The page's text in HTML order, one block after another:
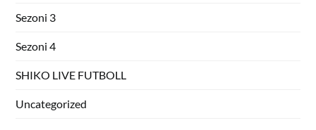
Sezoni 3
Sezoni 4
SHIKO LIVE FUTBOLL
Uncategorized